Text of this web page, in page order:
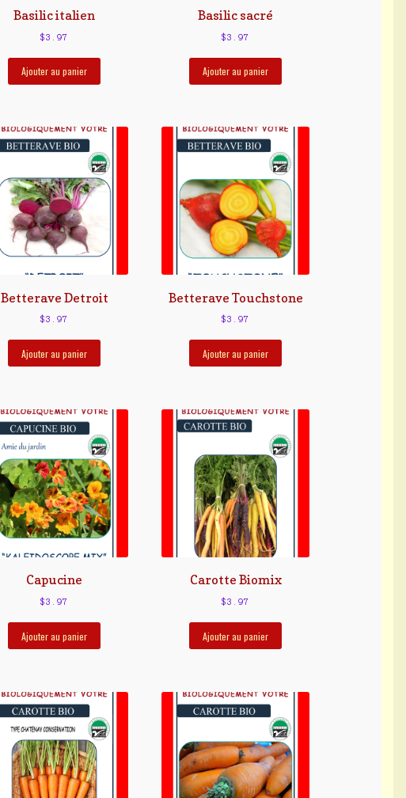
Basilic italien
$3.97
Ajouter au panier
Basilic sacré
$3.97
Ajouter au panier
Betterave Detroit
$3.97
Ajouter au panier
Betterave Touchstone
$3.97
Ajouter au panier
Capucine
$3.97
Ajouter au panier
Carotte Biomix
$3.97
Ajouter au panier